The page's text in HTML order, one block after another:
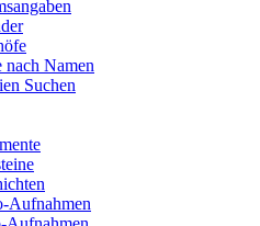
nach Namen
Suchen
Aufnahmen